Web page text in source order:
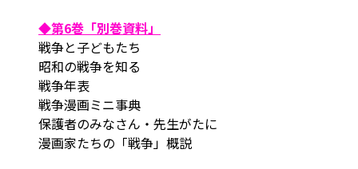
◆第6巻「別巻資料」
戦争と子どもたち
昭和の戦争を知る
戦争年表
戦争漫画ミニ事典
保護者のみなさん・先生がたに
漫画家たちの「戦争」概説